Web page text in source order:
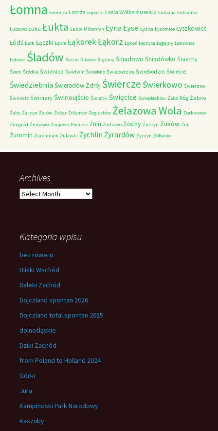
Łomna Łomnica Łomża Łopatki Łosia Wólka Łowicz Łubiana Łubianka
Łubowo Łuka Łukta Łukta Miłomłyn ŁynaŁyse Łysica Łysomice Łyszkowice
Łódź Łąck Łączki Łąkie ŁąkorekŁąkorz Łąkoć Łęczyca Łęgajny Łękawica
Łętowo Śladów Ślesin Śliwice Ślężany Śniadowo Śniadówko Śniechy
Śrem Śródka Świdnica Świdwin Świebno Świebodzice Świebodzin Świecie
Świedziebnia Świeradów Zdrój Świercze Świerkowo Świerzno
Świniarc Świniary Świnoujście Świątki Święcice Święciechów Żabi Róg Żabno
Żaby Żarzyn Żarów Żdżar Żdżarów Żegiestów Żelazowa Wola Żerkowice
Żmigród Żmijewo Żmijewo-Podusie Żnin Żochowo Żochy Żubryn Żuków Żur
Żuromin Żurominek Żuławki Żychlin Żyrardów Żyrzyn Żółwino
Archives
Archives
Kategoria wpisu
bez roweru
Bliski Wschód
Daleki Zachód
Dojczland spontan 2026
Dojczland total spontan 2025
dolnośląskie
Dziki Zachód
from Poland to Holland 2024
Górki
Jura
Kampinoski Park Narodowy
Kaszuby